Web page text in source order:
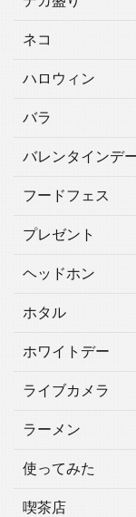
ネコ
ハロウィン
バラ
バレンタインデ
フードフェス
プレゼント
ヘッドホン
ホタル
ホワイトデー
ライブカメラ
ラーメン
使ってみた
喫茶店